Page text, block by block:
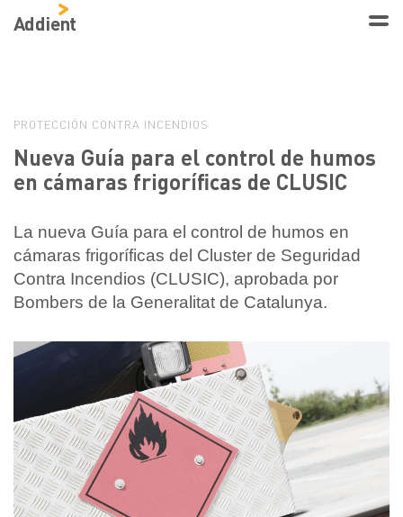
Addient
PROTECCIÓN CONTRA INCENDIOS
Nueva Guía para el control de humos
en cámaras frigoríficas de CLUSIC
La nueva Guía para el control de humos en
cámaras frigoríficas del Cluster de Seguridad
Contra Incendios (CLUSIC), aprobada por
Bombers de la Generalitat de Catalunya.